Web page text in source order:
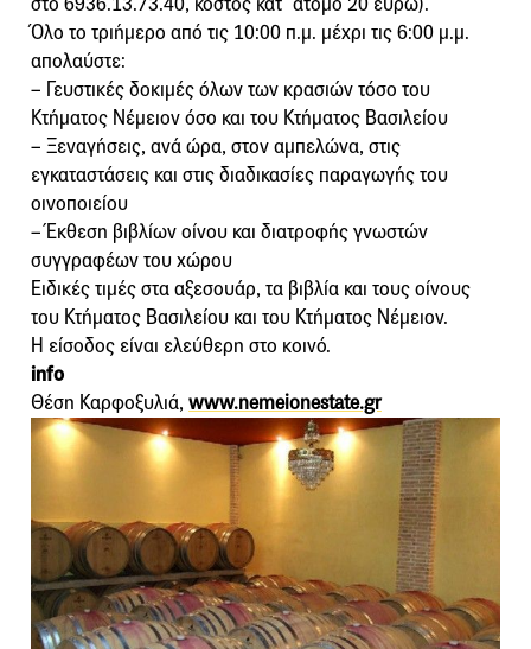
Όλο το τριήμερο από τις 10:00 π.μ. μέχρι τις 6:00 μ.μ.
απολαύστε:
– Γευστικές δοκιμές όλων των κρασιών τόσο του
Κτήματος Νέμειον όσο και του Κτήματος Βασιλείου
– Ξεναγήσεις, ανά ώρα, στον αμπελώνα, στις
εγκαταστάσεις και στις διαδικασίες παραγωγής του
οινοποιείου
– Έκθεση βιβλίων οίνου και διατροφής γνωστών
συγγραφέων του χώρου
Ειδικές τιμές στα αξεσουάρ, τα βιβλία και τους οίνους
του Κτήματος Βασιλείου και του Κτήματος Νέμειον.
Η είσοδος είναι ελεύθερη στο κοινό.
info
Θέση Καρφοξυλιά, www.nemeionestate.gr